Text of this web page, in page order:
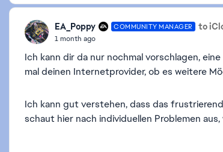
EA_Poppy COMMUNITY MANAGER to
1 month ago
Ich kann dir da nur nochmal vorschlagen,
mal deinen Internetprovider, ob es weitere
Ich kann gut verstehen, dass das
schaut hier nach individuellen Problemen